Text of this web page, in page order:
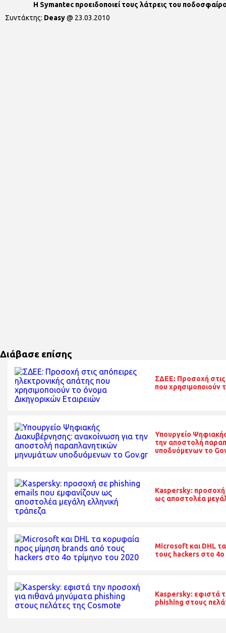
Η Symantec προειδοποιεί τους λάτρεις του
Συντάκτης: Deasy@ 23.03.2010
Διάβασε επίσης
ΣΔΕΕ: Προσοχή στις
που χρησιμοποιούν
Υπουργείο
την αποστολή
υποδυόμενων το
Kaspersky:
ως αποστολέα
Microsoft και DHL
τους hackers στο 4ο
Kaspersky: εφιστά
phishing στους